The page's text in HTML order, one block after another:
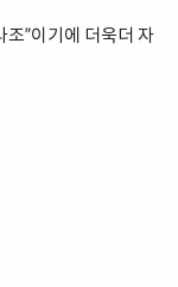
조”이기에 더욱더 자